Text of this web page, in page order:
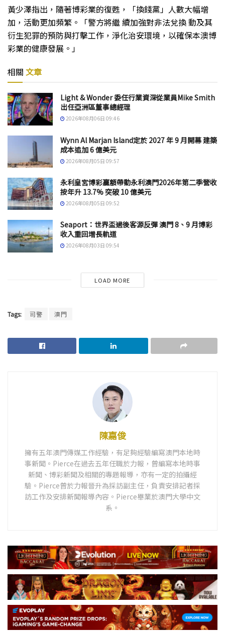
黃少澤指出，隨著博彩業的復甦，「換錢黨」人數大幅增
加，活動更加頻繁。「警方將繼 續加強對非法兌換 動及其
衍生犯罪的預防與打擊工作，淨化治安環境，以確保本澳博
彩業的健康發展。」
相關 文章
Light & Wonder 委任行業資深從業員Mike Smith
出任亞洲區董事總經理
2026年08月06日 09:46
Wynn Al Marjan Island定於 2027 年 9 月開幕 建築
成本追加 6 億美元
2026年08月05日 09:57
永利皇宮博彩贏額帶動永利澳門2026年第二季營收
按年升 13.7% 突破 10 億美元
2026年08月05日 09:52
Seaport：世界盃過後客源反彈 澳門 8、9 月博彩
收入重回增長軌道
2026年08月03日 09:54
LOAD MORE
Tags: 司警 澳門
陳嘉俊
擁有五年澳門傳媒工作經驗，有足夠經驗編寫澳門本地時
事新聞。Pierce在過去五年任職於力報，曾編寫本地時事
新聞、博彩新聞及相關的專題報導，亦有一定的拍攝經
驗。Pierce曾於力報晉升為採訪副主任，負責安排記者採
訪工作及安排新聞報導內容。Pierce畢業於澳門大學中文
系。